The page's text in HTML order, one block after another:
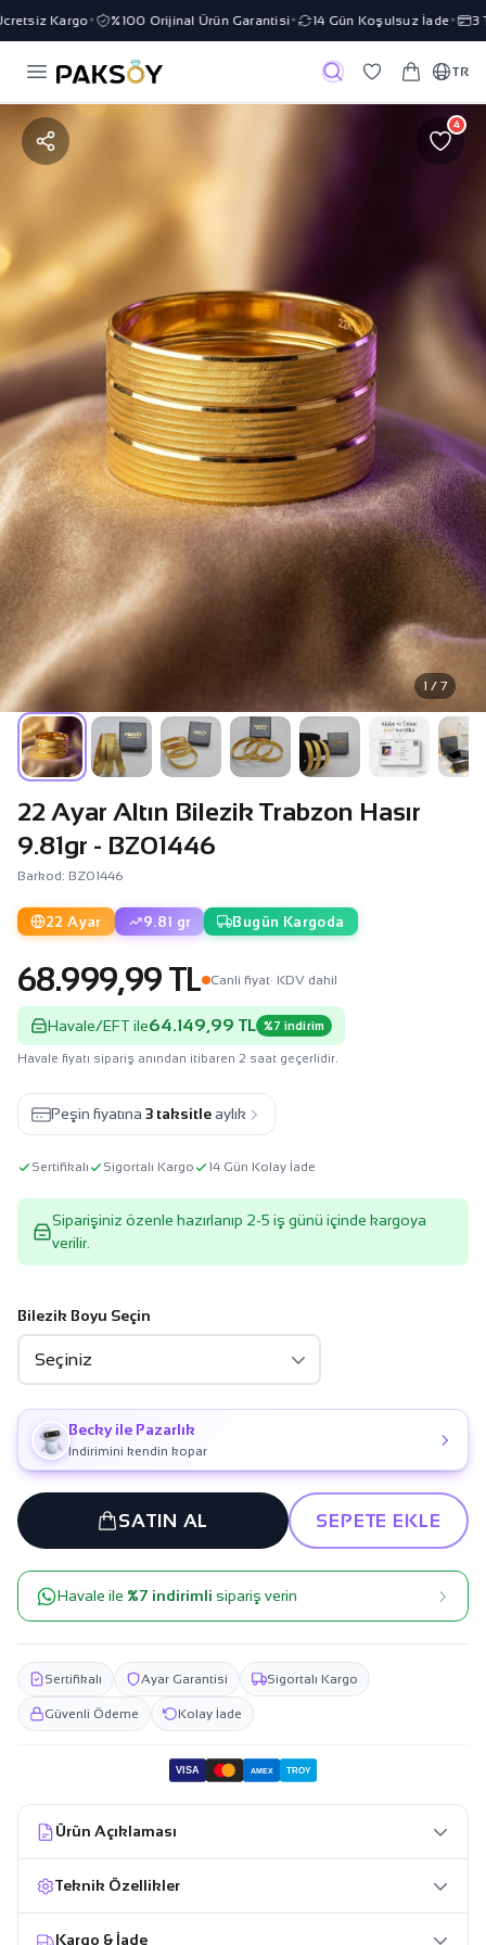
Kargo✦ %100 Orijinal Ürün Garantisi✦ 14 Gün Koşulsuz İade ✦ 3
TR
4
1 / 7
22 Ayar Altın Bilezik Trabzon Hasır
9.81gr - BZ01446
Barkod: BZ01446
22 Ayar 9.81 gr Bugün Kargoda
68.999,99 TL Canli fiyat· KDV dahil
Havale/EFT ile64.149,99 TL %7 indirim
Havale fiyatı sipariş anından itibaren 2 saat geçerlidir.
Peşin fiyatına 3 taksitle aylık
Sertifikalı Sigortalı Kargo 14 Gün Kolay İade
Siparişiniz özenle hazırlanıp 2-5 iş günü içinde kargoya
verilir.
Bilezik Boyu Seçin
Becky ile Pazarlık
İndirimini kendin kopar
SATIN AL SEPETE EKLE
Havale ile %7 indirimli sipariş verin
Sertifikalı Ayar Garantisi Sigortalı Kargo
Güvenli Ödeme Kolay İade
VISA AMEX TROY
Ürün Açıklaması
Teknik Özellikler
Kargo & İade